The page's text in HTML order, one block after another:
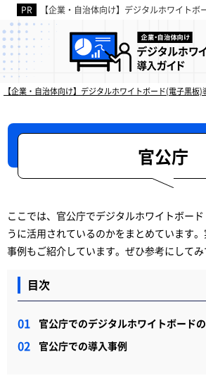
【企業・自治体向け】デジタルホワイト
デジタ
【企業・自治体向け】デジタルホワイトボード(電子黒板)
官公庁
ここでは、官公庁でデジタルホワイトボー
うに活用されているのかをまとめています
事例もご紹介しています。ぜひ参考にしてみ
目次
官公庁でのデジタルホワイトボード
官公庁での導入事例